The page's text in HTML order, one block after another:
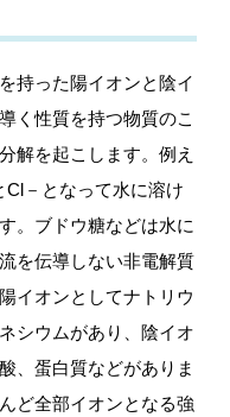
持った陽イオンと陰イ
く性質を持つ物質のこ
解を起こします。例え
－となって水に溶け
。ブドウ糖などは水に
を伝導しない非電解質
イオンとしてナトリウ
シウムがあり、陰イオ
、蛋白質などがありま
ど全部イオンとなる強